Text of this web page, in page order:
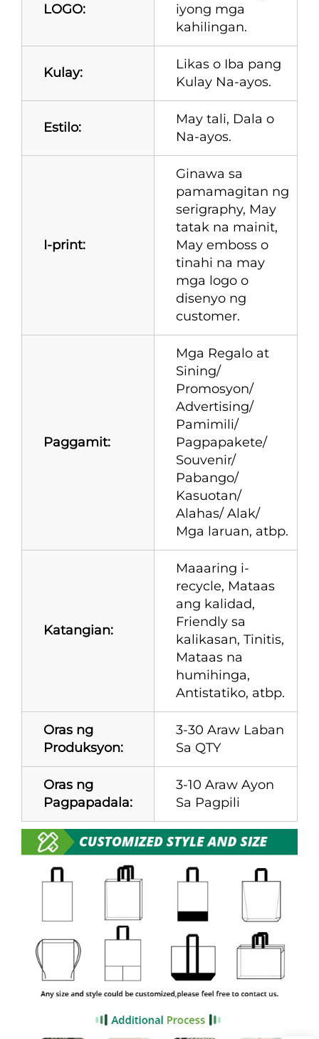
LOGO:
iyong mga
kahilingan.
Kulay:
Likas o Iba pang
Kulay Na-ayos.
Estilo:
May tali, Dala o
Na-ayos.
I-print:
Ginawa sa
pamamagitan ng
serigraphy, May
tatak na mainit,
May emboss o
tinahi na may
mga logo o
disenyo ng
customer.
Paggamit:
Mga Regalo at
Sining/
Promosyon/
Advertising/
Pamimili/
Pagpapakete/
Souvenir/
Pabango/
Kasuotan/
Alahas/ Alak/
Mga laruan, atbp.
Katangian:
Maaaring i-
recycle, Mataas
ang kalidad,
Friendly sa
kalikasan, Tinitis,
Mataas na
humihinga,
Antistatiko, atbp.
Oras ng
Produksyon:
3-30 Araw Laban
Sa QTY
Oras ng
Pagpapadala:
3-10 Araw Ayon
Sa Pagpili